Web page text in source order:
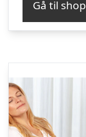
Gå til shop